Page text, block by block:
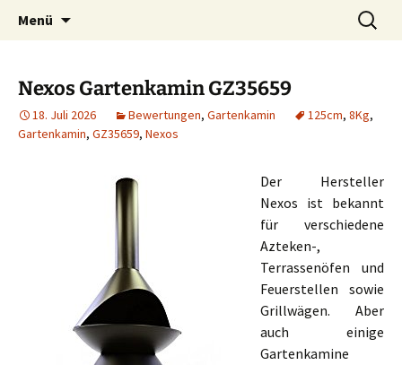
Menü
Suchen
nach:
Nexos Gartenkamin GZ35659
18. Juli 2026 Bewertungen, Gartenkamin 125cm, 8Kg,
Gartenkamin, GZ35659, Nexos
Der Hersteller
Nexos ist bekannt
für verschiedene
Azteken-,
Terrassenöfen und
Feuerstellen sowie
Grillwägen. Aber
auch einige
Gartenkamine